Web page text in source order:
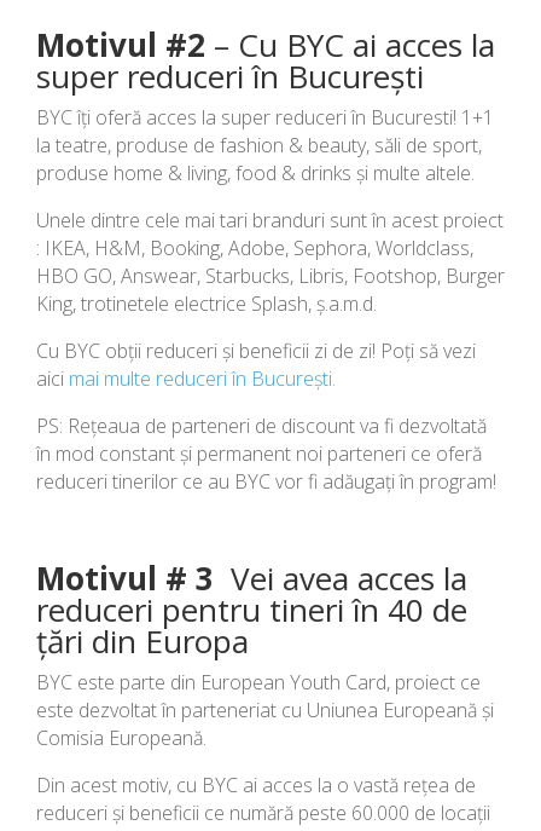
Motivul #2 – Cu BYC ai acces la
super reduceri în București
BYC îți oferă acces la super reduceri în Bucuresti! 1+1
la teatre, produse de fashion & beauty, săli de sport,
produse home & living, food & drinks și multe altele.
Unele dintre cele mai tari branduri sunt în acest proiect
: IKEA, H&M, Booking, Adobe, Sephora, Worldclass,
HBO GO, Answear, Starbucks, Libris, Footshop, Burger
King, trotinetele electrice Splash, ș.a.m.d.
Cu BYC obții reduceri și beneficii zi de zi! Poți să vezi
aici mai multe reduceri în București.
PS: Rețeaua de parteneri de discount va fi dezvoltată
în mod constant și permanent noi parteneri ce oferă
reduceri tinerilor ce au BYC vor fi adăugați în program!
Motivul # 3 Vei avea acces la
reduceri pentru tineri în 40 de
țări din Europa
BYC este parte din European Youth Card, proiect ce
este dezvoltat în parteneriat cu Uniunea Europeană și
Comisia Europeană.
Din acest motiv, cu BYC ai acces la o vastă rețea de
reduceri și beneficii ce numără peste 60.000 de locații